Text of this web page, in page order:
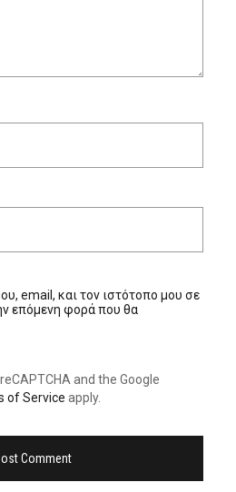
email, και τον ιστότοπο μου σε
επόμενη φορά που θα
and the Google
of Service apply.